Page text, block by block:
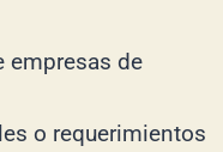
empresas de
o requerimientos